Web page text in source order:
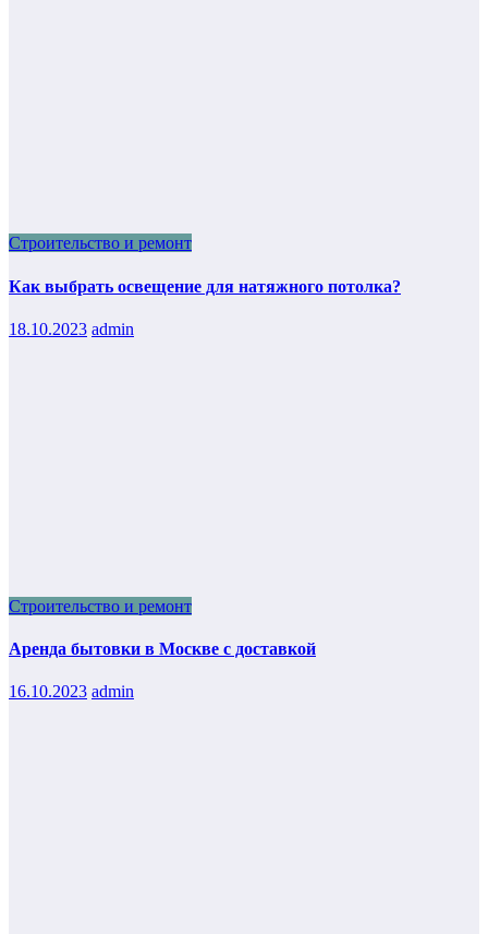
Строительство и ремонт
Как выбрать освещение для натяжного потолка?
18.10.2023 admin
Строительство и ремонт
Аренда бытовки в Москве с доставкой
16.10.2023 admin